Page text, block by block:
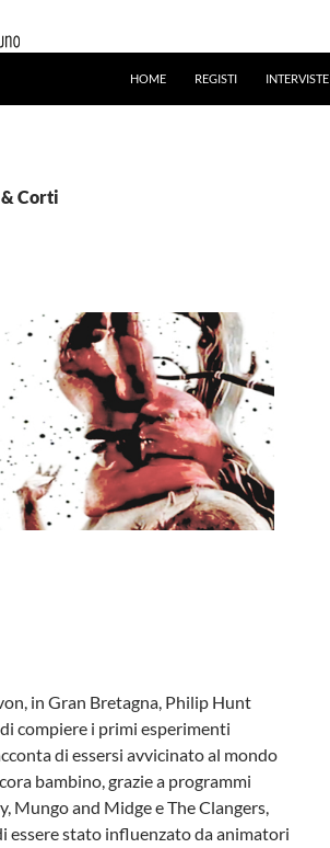
HOME REGISTI INTERVISTE
Corti
in Gran Bretagna, Philip Hunt
compiere i primi esperimenti
di essersi avvicinato al mondo
bambino, grazie a programmi
Mungo and Midge e The Clangers,
essere stato influenzato da animatori